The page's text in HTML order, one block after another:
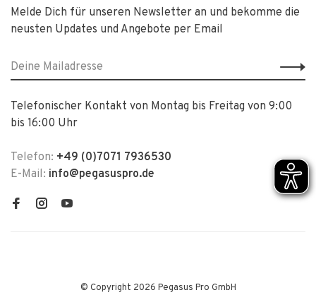
Melde Dich für unseren Newsletter an und bekomme die
neusten Updates und Angebote per Email
Telefonischer Kontakt von Montag bis Freitag von 9:00
bis 16:00 Uhr
Telefon: +49 (0)7071 7936530
E-Mail: info@pegasuspro.de
© Copyright 2026 Pegasus Pro GmbH